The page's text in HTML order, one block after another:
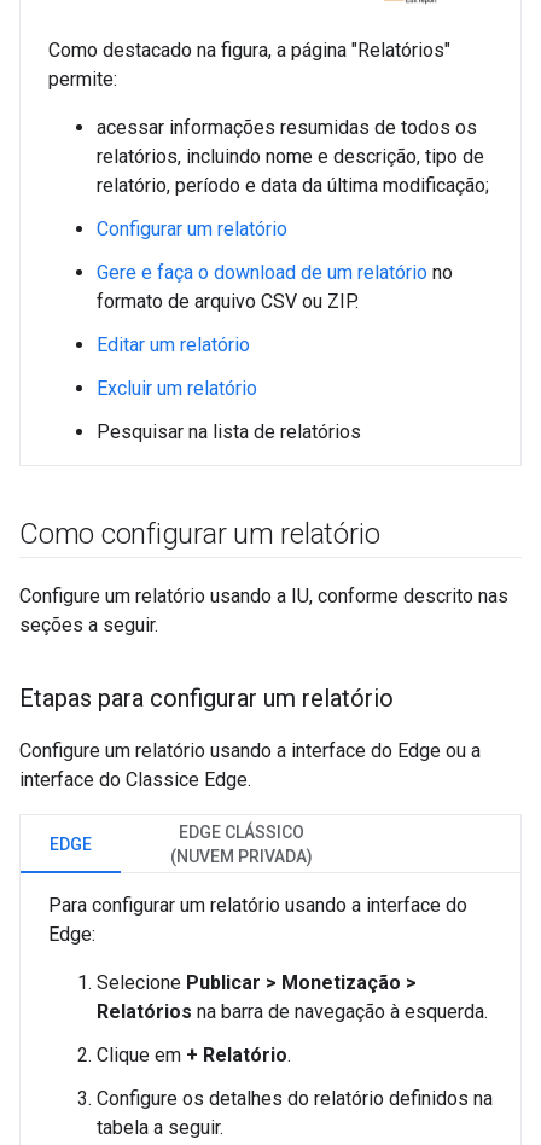
Como destacado na figura, a página "Relatórios"
permite:
acessar informações resumidas de todos os
relatórios, incluindo nome e descrição, tipo de
relatório, período e data da última modificação;
Configurar um relatório
Gere e faça o download de um relatório no
formato de arquivo CSV ou ZIP.
Editar um relatório
Excluir um relatório
Pesquisar na lista de relatórios
Como configurar um relatório
Configure um relatório usando a IU, conforme descrito nas
seções a seguir.
Etapas para configurar um relatório
Configure um relatório usando a interface do Edge ou a
interface do Classice Edge.
EDGE
EDGE CLÁSSICO
(NUVEM PRIVADA)
Para configurar um relatório usando a interface do
Edge:
Selecione Publicar > Monetização >
Relatórios na barra de navegação à esquerda.
Clique em + Relatório.
Configure os detalhes do relatório definidos na
tabela a seguir.